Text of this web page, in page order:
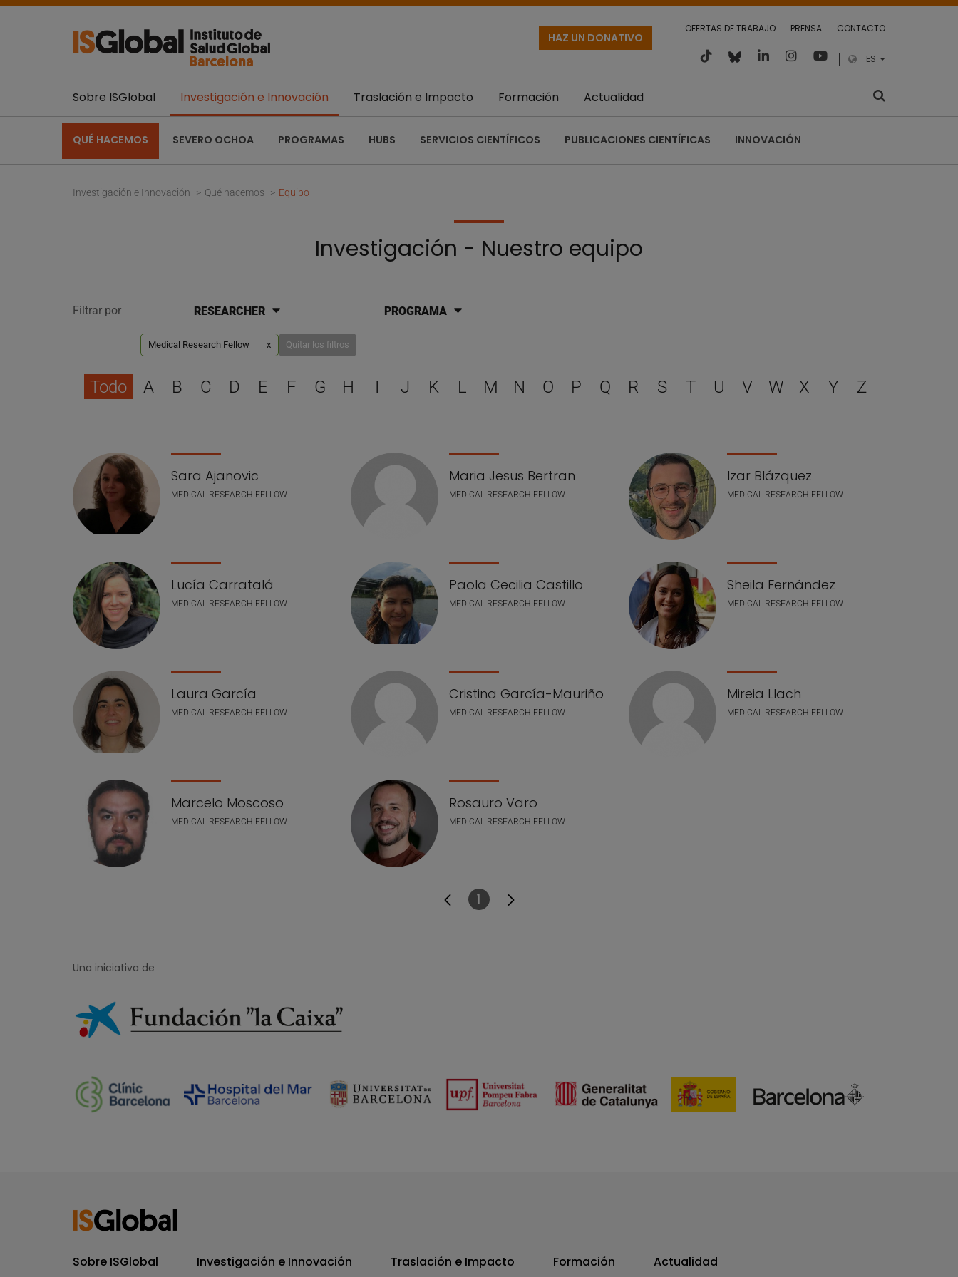
OFERTAS DE TRABAJO PRENSA CONTACTO
ES
HAZ UN DONATIVO
Sobre ISGlobal Investigación e Innovación
QUÉ HACEMOS SEVERO OCHOA PROGRAMAS HUBS SERVICIOS CIENTÍFICOS PUBLICACIONES CIENTÍFICAS INNOVACIÓN
Traslación e Impacto Formación Actualidad
Investigación e Innovación Qué hacemos Equipo
Investigación - Nuestro equipo
Filtrar por RESEARCHER PROGRAMA
Medical Research Fellow x Quitar los filtros
Selecciona una letra para filtrar
Todo A B C D E F G H I J K L M N O P Q R S T U V W X Y Z
Lista de personal
Sara Ajanovic
MEDICAL RESEARCH FELLOW
Maria Jesus Bertran
MEDICAL RESEARCH FELLOW
Izar Blázquez
MEDICAL RESEARCH FELLOW
Lucía Carratalá
MEDICAL RESEARCH FELLOW
Paola Cecilia Castillo
MEDICAL RESEARCH FELLOW
Sheila Fernández
MEDICAL RESEARCH FELLOW
Laura García
MEDICAL RESEARCH FELLOW
Cristina García-Mauriño
MEDICAL RESEARCH FELLOW
Mireia Llach
MEDICAL RESEARCH FELLOW
Marcelo Moscoso
MEDICAL RESEARCH FELLOW
Rosauro Varo
MEDICAL RESEARCH FELLOW
Página
1
Una iniciativa de
Sobre ISGlobal Investigación e Innovación Traslación e Impacto Formación Actualidad